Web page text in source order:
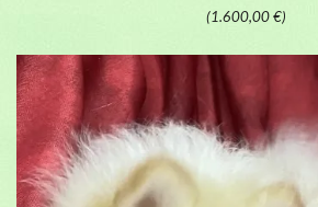
(1.600,00 €)